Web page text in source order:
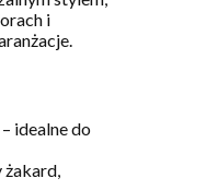
i
idealne do